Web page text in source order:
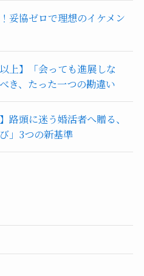
妥協ゼロで理想のイケメン
上】「会っても進展しな
き、たった一つの勘違い
路頭に迷う婚活者へ贈る、
」3つの新基準